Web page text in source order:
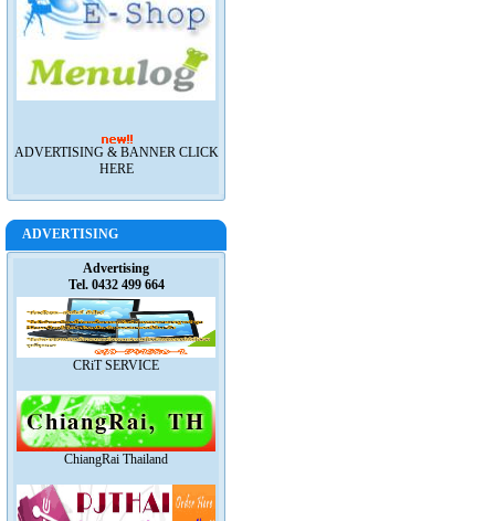
ADVERTISING & BANNER CLICK
HERE
ADVERTISING
Advertising
Tel. 0432 499 664
CRiT SERVICE
ChiangRai Thailand